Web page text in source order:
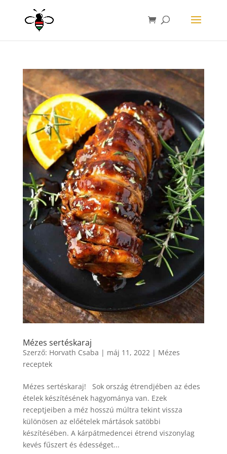
Mézes sertéskaraj
Szerző: Horvath Csaba | máj 11, 2022 | Mézes
receptek
Mézes sertéskaraj! Sok ország étrendjében az édes
ételek készítésének hagyománya van. Ezek
receptjeiben a méz hosszú múltra tekint vissza
különösen az előételek mártások satöbbi
készítésében. A kárpátmedencei étrend viszonylag
kevés fűszert és édességet...